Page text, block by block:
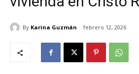
By Karina Guzmán febrero 12, 2026